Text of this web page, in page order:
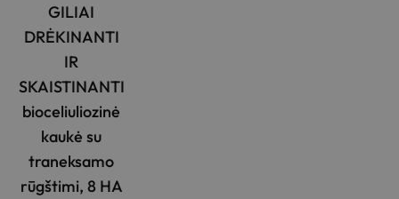
GILIAI
DRĖKINANTI
IR
SKAISTINANTI
bioceliuliozinė
kaukė su
traneksamo
rūgštimi, 8 HA